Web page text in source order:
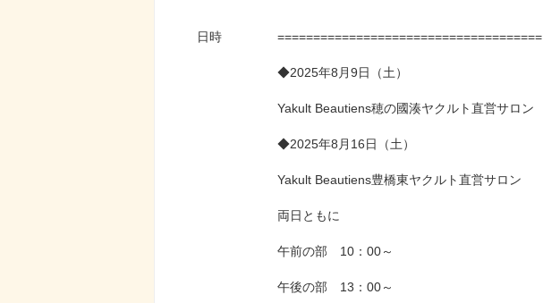
日時 =====================================
◆2025年8月9日（土）
Yakult Beautiens穂の國湊ヤクルト直営サロン
◆2025年8月16日（土）
Yakult Beautiens豊橋東ヤクルト直営サロン
両日ともに
午前の部 10：00～
午後の部 13：00～